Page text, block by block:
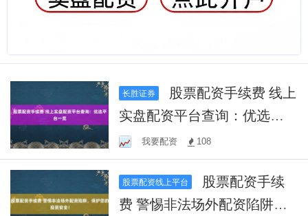
长胜证券
实盘配资平台查询：优选平
台一览我要配资 108
股票配资线上平台
费 警惕非法场外配资陷阱，